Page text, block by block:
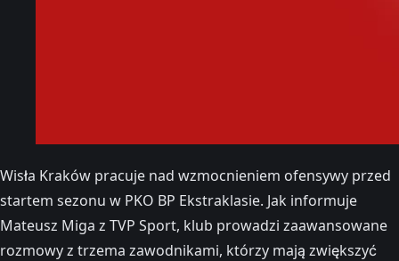
Wisła Kraków pracuje nad wzmocnieniem ofensywy przed
startem sezonu w PKO BP Ekstraklasie. Jak informuje
Mateusz Miga z TVP Sport, klub prowadzi zaawansowane
rozmowy z trzema zawodnikami, którzy mają zwiększyć